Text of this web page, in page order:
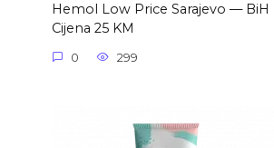
Hemol Low Price Sarajevo —
Cijena 25 KM
0 299